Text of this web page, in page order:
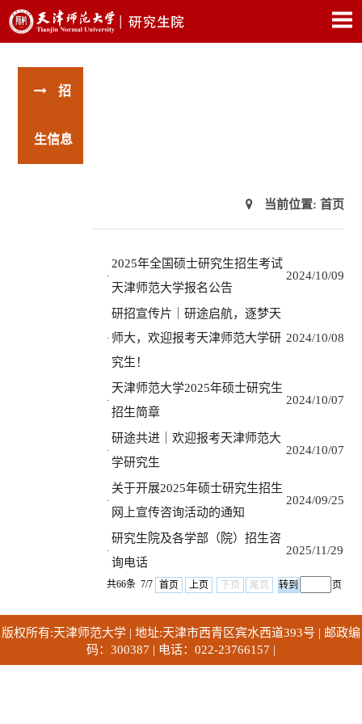
招
生信息
当前位置: 首页
·
2025年全国硕士研究生招生考试
天津师范大学报名公告
2024/10/09
·
研招宣传片｜研途启航，逐梦天
师大，欢迎报考天津师范大学研
究生！
2024/10/08
·
天津师范大学2025年硕士研究生
招生简章
2024/10/07
·
研途共进｜欢迎报考天津师范大
学研究生
2024/10/07
·
关于开展2025年硕士研究生招生
网上宣传咨询活动的通知
2024/09/25
·
研究生院及各学部（院）招生咨
询电话
2025/11/29
共66条 7/7 首页 上页 下页 尾页 页
版权所有:天津师范大学 | 地址:天津市西青区宾水西道393号 | 邮政编
码：300387 | 电话：022-23766157 |